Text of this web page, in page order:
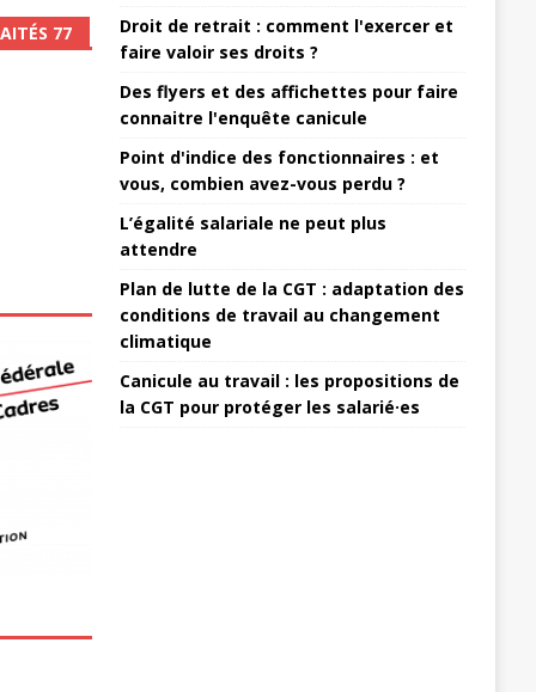
77
Droit de retrait : comment l'exercer et
faire valoir ses droits ?
Des flyers et des affichettes pour faire
connaitre l'enquête canicule
Point d'indice des fonctionnaires : et
vous, combien avez-vous perdu ?
L’égalité salariale ne peut plus
attendre
Plan de lutte de la CGT : adaptation des
conditions de travail au changement
climatique
Canicule au travail : les propositions de
la CGT pour protéger les salarié·es